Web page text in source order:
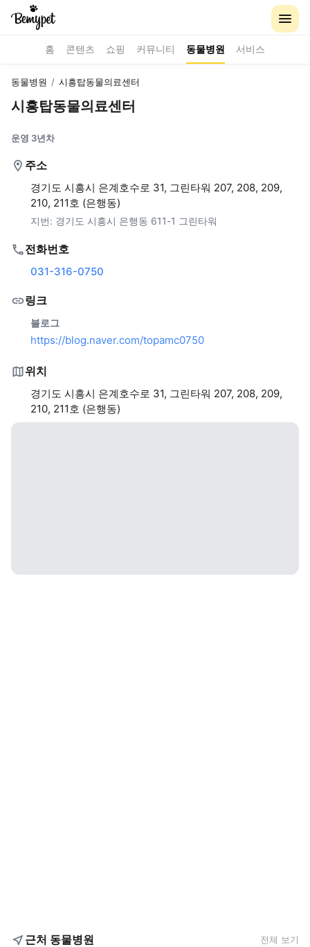
홈 콘텐츠 쇼핑 커뮤니티 동물병원 서비스
동물병원 / 시흥탑동물의료센터
시흥탑동물의료센터
운영 3년차
주소
경기도 시흥시 은계호수로 31, 그린타워 207, 208, 209,
210, 211호 (은행동)
지번: 경기도 시흥시 은행동 611-1 그린타워
전화번호
031-316-0750
링크
블로그
https://blog.naver.com/topamc0750
위치
경기도 시흥시 은계호수로 31, 그린타워 207, 208, 209,
210, 211호 (은행동)
근처 동물병원 전체 보기